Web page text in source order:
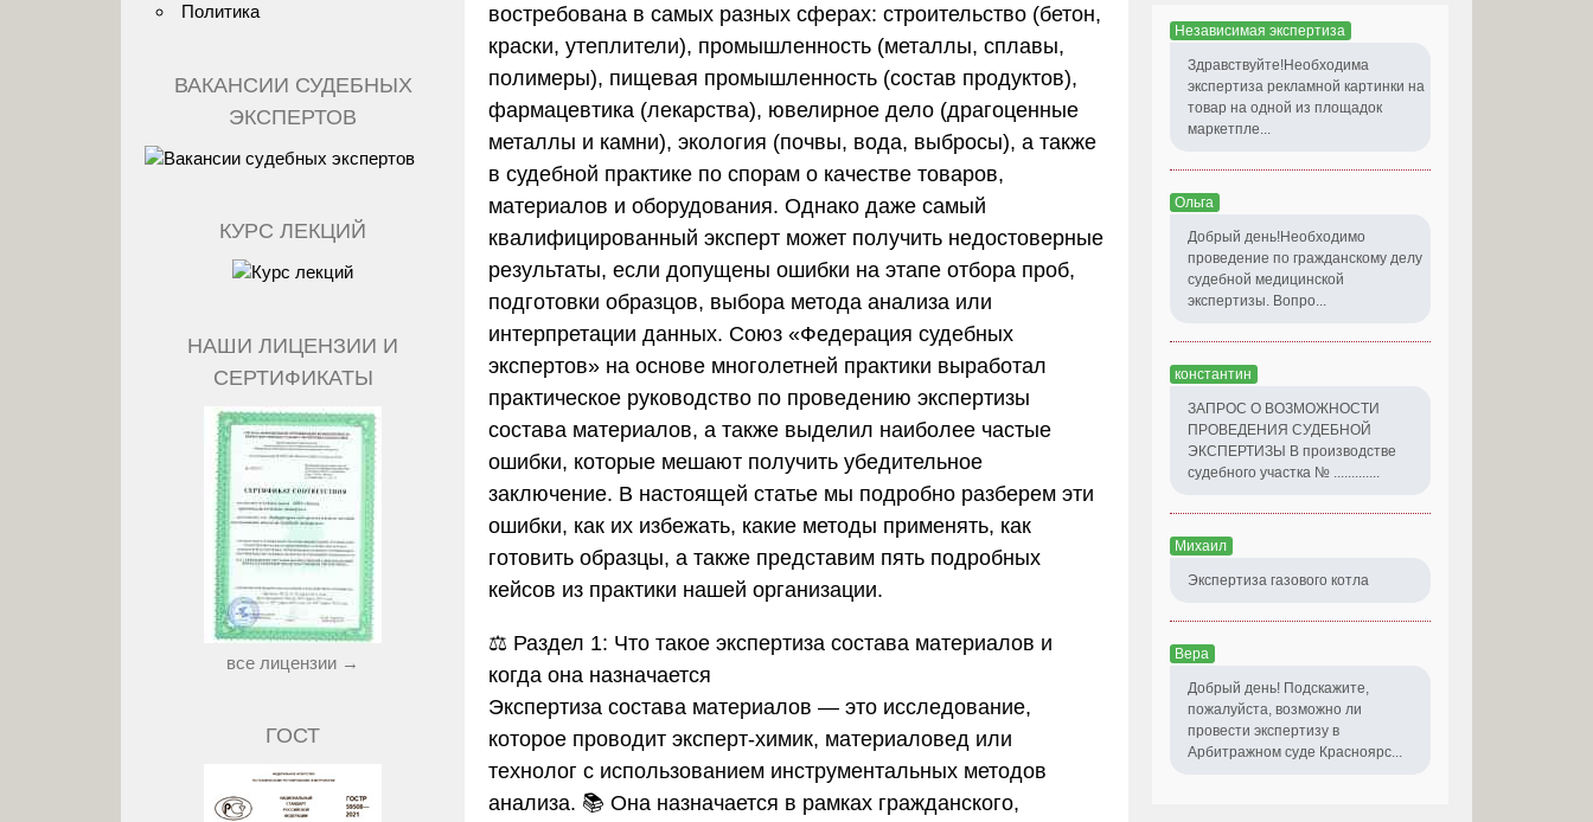
востребована в самых разных сферах: строительство (бетон,
краски, утеплители), промышленность (металлы, сплавы,
полимеры), пищевая промышленность (состав продуктов),
фармацевтика (лекарства), ювелирное дело (драгоценные
металлы и камни), экология (почвы, вода, выбросы), а также
в судебной практике по спорам о качестве товаров,
материалов и оборудования. Однако даже самый
квалифицированный эксперт может получить недостоверные
результаты, если допущены ошибки на этапе отбора проб,
подготовки образцов, выбора метода анализа или
интерпретации данных. Союз «Федерация судебных
экспертов» на основе многолетней практики выработал
практическое руководство по проведению экспертизы
состава материалов, а также выделил наиболее частые
ошибки, которые мешают получить убедительное
заключение. В настоящей статье мы подробно разберем эти
ошибки, как их избежать, какие методы применять, как
готовить образцы, а также представим пять подробных
кейсов из практики нашей организации.
⚖️ Раздел 1: Что такое экспертиза состава материалов и
когда она назначается
Экспертиза состава материалов — это исследование,
которое проводит эксперт-химик, материаловед или
технолог с использованием инструментальных методов
анализа. 📚 Она назначается в рамках гражданского,
Политика
ВАКАНСИИ СУДЕБНЫХ
ЭКСПЕРТОВ
КУРС ЛЕКЦИЙ
НАШИ ЛИЦЕНЗИИ И
СЕРТИФИКАТЫ
все лицензии →
ГОСТ
Независимая экспертиза
Здравствуйте!Необходима
экспертиза рекламной картинки на
товар на одной из площадок
маркетпле...
Ольга
Добрый день!Необходимо
проведение по гражданскому делу
судебной медицинской
экспертизы. Вопро...
константин
ЗАПРОС О ВОЗМОЖНОСТИ
ПРОВЕДЕНИЯ СУДЕБНОЙ
ЭКСПЕРТИЗЫ В производстве
судебного участка № .............
Михаил
Экспертиза газового котла
Вера
Добрый день! Подскажите,
пожалуйста, возможно ли
провести экспертизу в
Арбитражном суде Красноярс...